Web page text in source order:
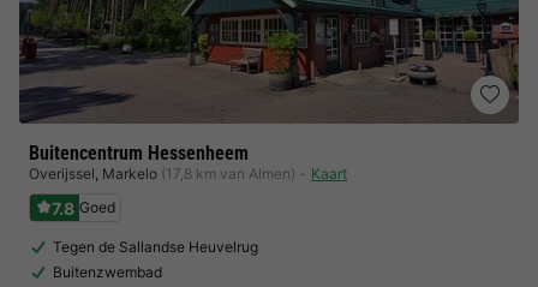
Buitencentrum Hessenheem
Overijssel, Markelo (17,8 km van Almen) Kaart
7.8 Goed
Tegen de Sallandse Heuvelrug
Buitenzwembad